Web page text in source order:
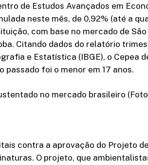
de Estudos Avançados em
neste mês, de 0,92% (até a
com base no mercado de
Citando dados do relatório
e Estatística (IBGE), o Cepea
passado foi o menor em 17 anos.
no mercado brasileiro
contra a aprovação do Projeto
O projeto, que